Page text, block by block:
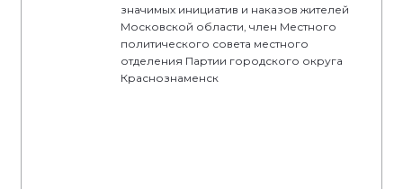
значимых инициатив и наказов жителей
Московской области, член Местного
политического совета местного
отделения Партии городского округа
Краснознаменск